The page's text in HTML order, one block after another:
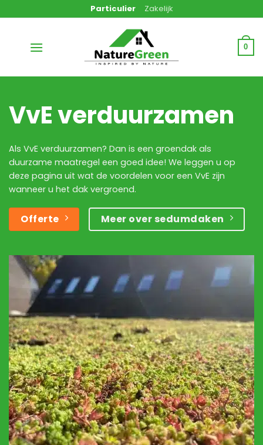
naar
Particulier Zakelijk
0
VvE verduurzamen
Als VvE verduurzamen? Dan is een groendak als
duurzame maatregel een goed idee! We leggen u op
deze pagina uit wat de voordelen voor een VvE zijn
wanneer u het dak vergroend.
Offerte Meer over sedumdaken